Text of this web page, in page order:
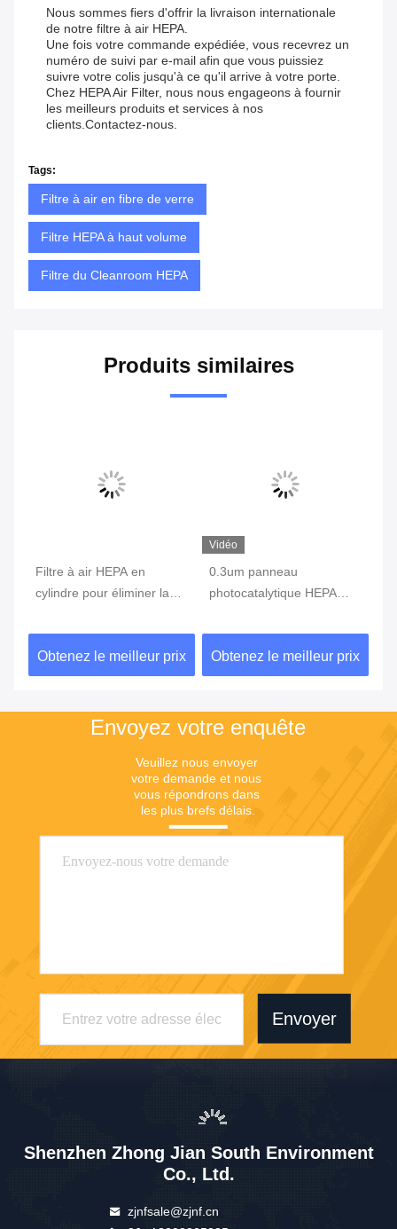
Nous sommes fiers d'offrir la livraison internationale
de notre filtre à air HEPA.
Une fois votre commande expédiée, vous recevrez un
numéro de suivi par e-mail afin que vous puissiez
suivre votre colis jusqu'à ce qu'il arrive à votre porte.
Chez HEPA Air Filter, nous nous engageons à fournir
les meilleurs produits et services à nos
clients.Contactez-nous.
Tags:
Filtre à air en fibre de verre
Filtre HEPA à haut volume
Filtre du Cleanroom HEPA
Produits similaires
Filtre à air HEPA en
cylindre pour éliminer la
99,9% Efficacité 90Pa
Obtenez le meilleur prix
Vidéo
0.3um panneau
photocatalytique HEPA
galvanisé pour lampe UV
Obtenez le meilleur prix
Envoyez votre enquête
Veuillez nous envoyer
votre demande et nous
vous répondrons dans
les plus brefs délais.
Envoyer
Shenzhen Zhong Jian South Environment
Co., Ltd.
zjnfsale@zjnf.cn